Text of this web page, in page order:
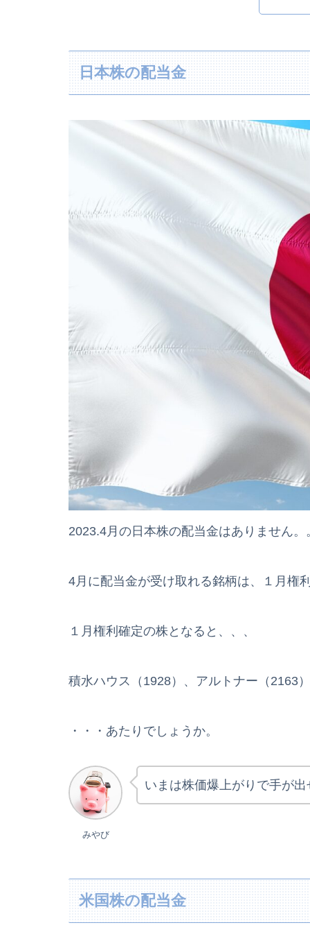
日本株の配当金
2023.4月の日本株の配当金はありません。
4月に配当金が受け取れる銘柄は、１月権
１月権利確定の株となると、、、
積水ハウス（1928）、アルトナー（2163
・・・あたりでしょうか。
みやび
いまは株価爆上がりで手が出
米国株の配当金